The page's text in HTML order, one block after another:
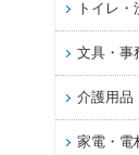
トイレ
文具・事
介護用品
家電・電